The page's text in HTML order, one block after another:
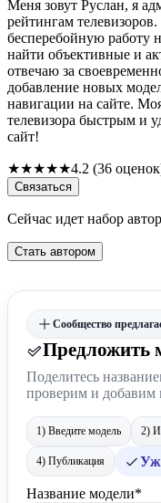
Меня зовут Руслан, я
рейтингам
бесперебойную работу
найти объективные и
отвечаю за
добавление новых
навигации на сайте.
телевизора быстрым и
сайт!
★★★★★4.2 (36
Связаться
Сейчас идет набор
Стать автором
Сообщество
Предложить
Поделитесь
проверим и добавим
1) Введите модель 2)
4) Публикация
Название модели*